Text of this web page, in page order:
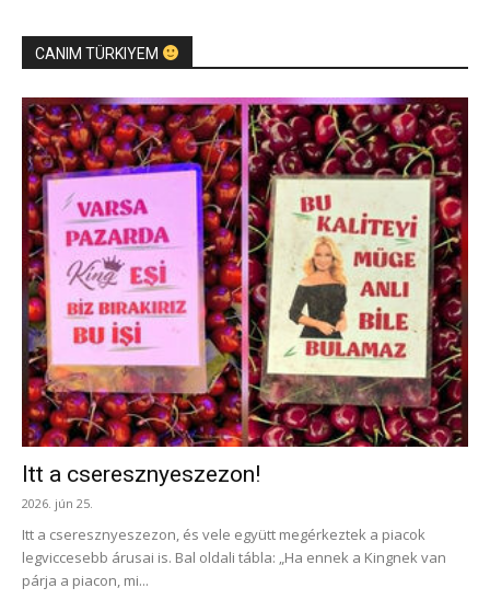
CANIM TÜRKIYEM
Itt a cseresznyeszezon!
2026. jún 25.
Itt a cseresznyeszezon, és vele együtt megérkeztek a piacok
legviccesebb árusai is. Bal oldali tábla: „Ha ennek a Kingnek van
párja a piacon, mi...